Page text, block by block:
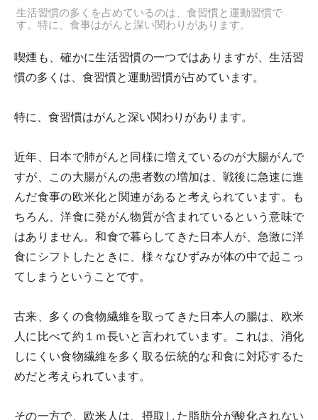
生活習慣の多くを占めているのは、食習慣と運動習慣で
す。特に、食事はがんと深い関わりがあります。
喫煙も、確かに生活習慣の一つではありますが、生活習
慣の多くは、食習慣と運動習慣が占めています。
特に、食習慣はがんと深い関わりがあります。
近年、日本で肺がんと同様に増えているのが大腸がんで
すが、この大腸がんの患者数の増加は、戦後に急速に進
んだ食事の欧米化と関連があると考えられています。も
ちろん、洋食に発がん物質が含まれているという意味で
はありません。和食で暮らしてきた日本人が、急激に洋
食にシフトしたときに、様々なひずみが体の中で起こっ
てしまうということです。
古来、多くの食物繊維を取ってきた日本人の腸は、欧米
人に比べて約１ｍ長いと言われています。これは、消化
しにくい食物繊維を多く取る伝統的な和食に対応するた
めだと考えられています。
その一方で、欧米人は、摂取した脂肪分が酸化されない